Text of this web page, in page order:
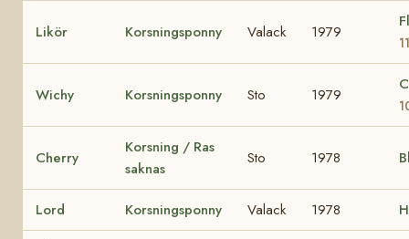
Likör Korsningsponny Valack 1979
Wichy Korsningsponny Sto 1979
Cherry
Korsning / Ras
saknas
Sto 1978
Lord Korsningsponny Valack 1978